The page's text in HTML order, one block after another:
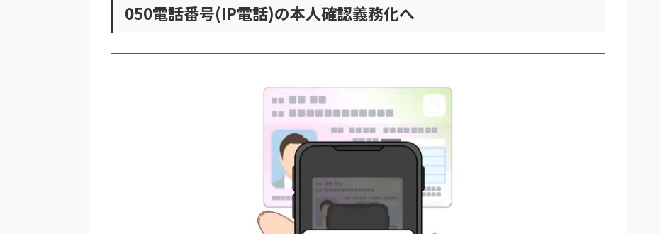
私用の電話番号をビジネスで使う
クラウドフォンの導入方法
050電話番号の本人確認義務化に関するよくある質問
050電話番号(IP電話)の本人確認義務化へ